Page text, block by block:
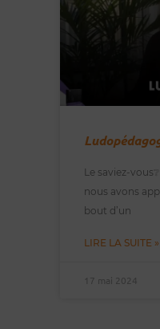
Le saviez-
nous avons
bout d’un
LIRE LA SUITE »
17 mai 2024